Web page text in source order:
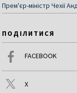
Прем'єр-міністр Чехії
ПОДІЛИТИСЯ
FACEBOOK
X